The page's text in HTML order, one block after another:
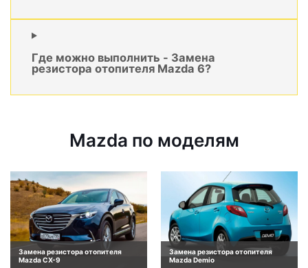
Где можно выполнить - Замена
резистора отопителя Mazda 6?
Mazda по моделям
Замена резистора отопителя
Mazda CX-9
Замена резистора отопителя
Mazda Demio